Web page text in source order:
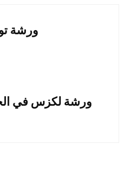
ورشة
ورشة لكزس في